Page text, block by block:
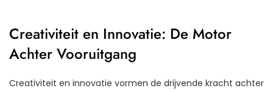
Creativiteit en Innovatie: De Motor
Achter Vooruitgang
Creativiteit en innovatie vormen de drijvende kracht achter